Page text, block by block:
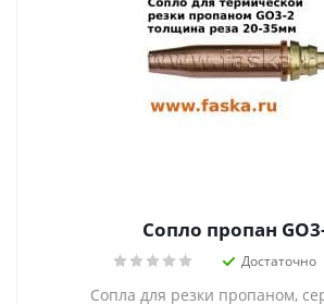
Сопло пропан
Достаточно
Сопла для резки пропаном,